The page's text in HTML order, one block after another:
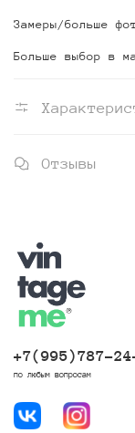
Замеры/больше
Больше выбор в
Отзывы
+7(995)787-
по любым вопросам